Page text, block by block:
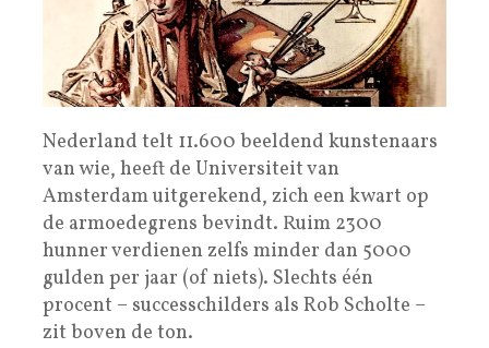
Nederland telt 11.600 beeldend kunstenaars
van wie, heeft de Universiteit van
Amsterdam uitgerekend, zich een kwart op
de armoedegrens bevindt. Ruim 2300
hunner verdienen zelfs minder dan 5000
gulden per jaar (of niets). Slechts één
procent – successchilders als Rob Scholte –
zit boven de ton.